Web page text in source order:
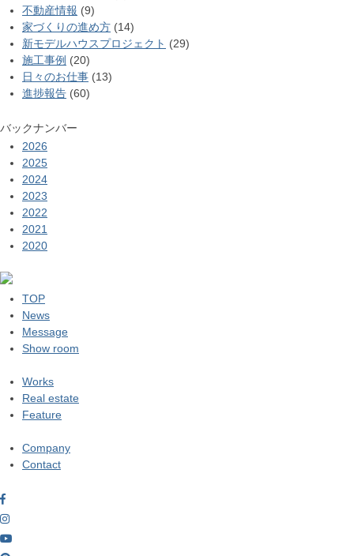
不動産情報 (9)
家づくりの進め方 (14)
新モデルハウスプロジェクト (29)
施工事例 (20)
日々のお仕事 (13)
進捗報告 (60)
バックナンバー
2026
2025
2024
2023
2022
2021
2020
TOP
News
Message
Show room
Works
Real estate
Feature
Company
Contact